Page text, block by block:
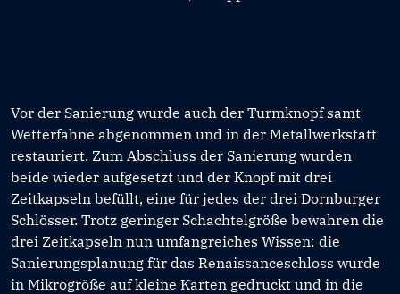
Vor der Sanierung wurde auch der Turmknopf samt
Wetterfahne abgenommen und in der Metallwerkstatt
restauriert. Zum Abschluss der Sanierung wurden
beide wieder aufgesetzt und der Knopf mit drei
Zeitkapseln befüllt, eine für jedes der drei Dornburger
Schlösser. Trotz geringer Schachtelgröße bewahren die
drei Zeitkapseln nun umfangreiches Wissen: die
Sanierungsplanung für das Renaissanceschloss wurde
in Mikrogröße auf kleine Karten gedruckt und in die